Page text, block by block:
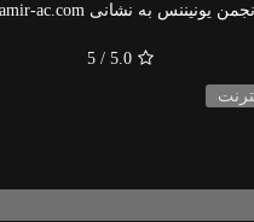
یونیننس به نشانی ac.com
5.0
/ 5